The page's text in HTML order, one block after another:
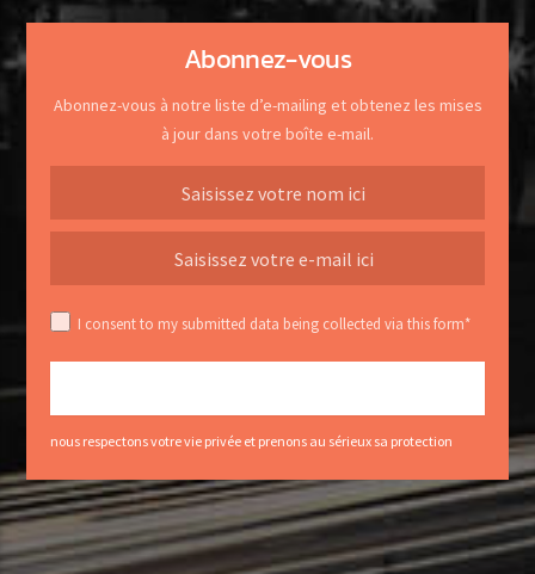
Abonnez-vous
Abonnez-vous à notre liste d’e-mailing et obtenez les mises
à jour dans votre boîte e-mail.
I consent to my submitted data being collected via this form*
nous respectons votre vie privée et prenons au sérieux sa protection